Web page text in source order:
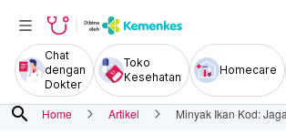
Chat
dengan
Dokter
Toko
Kesehatan
Homecare
search Home Artikel Minyak Ikan Kod: